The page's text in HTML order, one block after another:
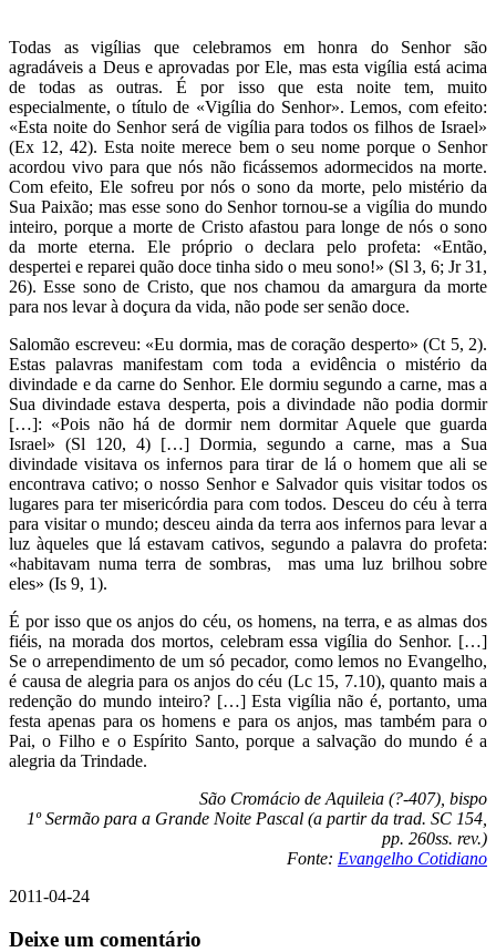
Todas as vigílias que celebramos em honra do Senhor são
agradáveis a Deus e aprovadas por Ele, mas esta vigília está acima
de todas as outras. É por isso que esta noite tem, muito
especialmente, o título de «Vigília do Senhor». Lemos, com efeito:
«Esta noite do Senhor será de vigília para todos os filhos de Israel»
(Ex 12, 42). Esta noite merece bem o seu nome porque o Senhor
acordou vivo para que nós não ficássemos adormecidos na morte.
Com efeito, Ele sofreu por nós o sono da morte, pelo mistério da
Sua Paixão; mas esse sono do Senhor tornou-se a vigília do mundo
inteiro, porque a morte de Cristo afastou para longe de nós o sono
da morte eterna. Ele próprio o declara pelo profeta: «Então,
despertei e reparei quão doce tinha sido o meu sono!» (Sl 3, 6; Jr 31,
26). Esse sono de Cristo, que nos chamou da amargura da morte
para nos levar à doçura da vida, não pode ser senão doce.
Salomão escreveu: «Eu dormia, mas de coração desperto» (Ct 5, 2).
Estas palavras manifestam com toda a evidência o mistério da
divindade e da carne do Senhor. Ele dormiu segundo a carne, mas a
Sua divindade estava desperta, pois a divindade não podia dormir
[…]: «Pois não há de dormir nem dormitar Aquele que guarda
Israel» (Sl 120, 4) […] Dormia, segundo a carne, mas a Sua
divindade visitava os infernos para tirar de lá o homem que ali se
encontrava cativo; o nosso Senhor e Salvador quis visitar todos os
lugares para ter misericórdia para com todos. Desceu do céu à terra
para visitar o mundo; desceu ainda da terra aos infernos para levar a
luz àqueles que lá estavam cativos, segundo a palavra do profeta:
«habitavam numa terra de sombras, mas uma luz brilhou sobre
eles» (Is 9, 1).
É por isso que os anjos do céu, os homens, na terra, e as almas dos
fiéis, na morada dos mortos, celebram essa vigília do Senhor. […]
Se o arrependimento de um só pecador, como lemos no Evangelho,
é causa de alegria para os anjos do céu (Lc 15, 7.10), quanto mais a
redenção do mundo inteiro? […] Esta vigília não é, portanto, uma
festa apenas para os homens e para os anjos, mas também para o
Pai, o Filho e o Espírito Santo, porque a salvação do mundo é a
alegria da Trindade.
São Cromácio de Aquileia (?-407), bispo
1º Sermão para a Grande Noite Pascal (a partir da trad. SC 154,
pp. 260ss. rev.)
Fonte: Evangelho Cotidiano
2011-04-24
Deixe um comentário